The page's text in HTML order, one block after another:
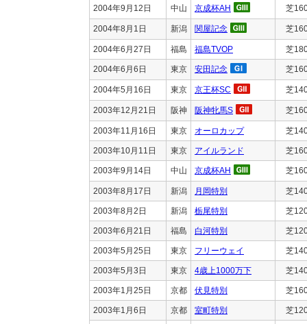
2004年9月12日 中山 京成杯AH 芝
2004年8月1日 新潟 関屋記念 芝
2004年6月27日 福島 福島TVOP 芝
2004年6月6日 東京 安田記念 芝
2004年5月16日 東京 京王杯SC 芝
2003年12月21日 阪神 阪神牝馬S 芝
2003年11月16日 東京 オーロカップ 芝
2003年10月11日 東京 アイルランド 芝
2003年9月14日 中山 京成杯AH 芝
2003年8月17日 新潟 月岡特別 芝
2003年8月2日 新潟 栃尾特別 芝
2003年6月21日 福島 白河特別 芝
2003年5月25日 東京 フリーウェイ 芝
2003年5月3日 東京 4歳上1000万下 芝
2003年1月25日 京都 伏見特別 芝
2003年1月6日 京都 室町特別 芝